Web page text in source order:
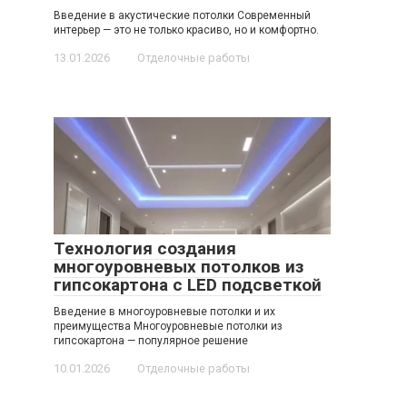
Введение в акустические потолки Современный
интерьер — это не только красиво, но и комфортно.
13.01.2026 Отделочные работы
Технология создания
многоуровневых потолков из
гипсокартона с LED подсветкой
Введение в многоуровневые потолки и их
преимущества Многоуровневые потолки из
гипсокартона — популярное решение
10.01.2026 Отделочные работы